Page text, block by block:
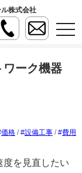
株式会社
t
o
t
n
ワーク機器
価格 / 設備工事 / 費用
度を見直したい